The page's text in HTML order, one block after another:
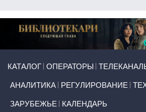
КАТАЛОГ ОПЕРАТОРЫ
АНАЛИТИКА РЕГУЛИРОВАНИЕ
ЗАРУБЕЖЬЕ КАЛЕНДАРЬ